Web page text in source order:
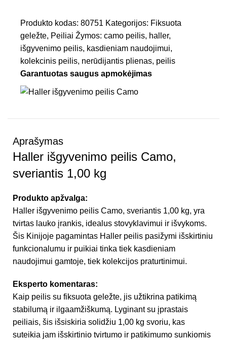
Produkto kodas: 80751 Kategorijos: Fiksuota
geležte, Peiliai Žymos: camo peilis, haller,
išgyvenimo peilis, kasdieniam naudojimui,
kolekcinis peilis, nerūdijantis plienas, peilis
Garantuotas saugus apmokėjimas
Aprašymas
Haller išgyvenimo peilis Camo,
sveriantis 1,00 kg
Produkto apžvalga:
Haller išgyvenimo peilis Camo, sveriantis 1,00 kg, yra
tvirtas lauko įrankis, idealus stovyklavimui ir išvykoms.
Šis Kinijoje pagamintas Haller peilis pasižymi išskirtiniu
funkcionalumu ir puikiai tinka tiek kasdieniam
naudojimui gamtoje, tiek kolekcijos praturtinimui.
Eksperto komentaras:
Kaip peilis su fiksuota geležte, jis užtikrina patikimą
stabilumą ir ilgaamžiškumą. Lyginant su įprastais
peiliais, šis išsiskiria solidžiu 1,00 kg svoriu, kas
suteikia jam išskirtinio tvirtumo ir patikimumo sunkiomis